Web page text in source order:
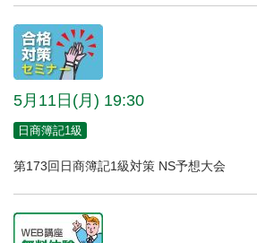
5月11日(月) 19:30
日商簿記1級
第173回日商簿記1級対策 NS予想大会